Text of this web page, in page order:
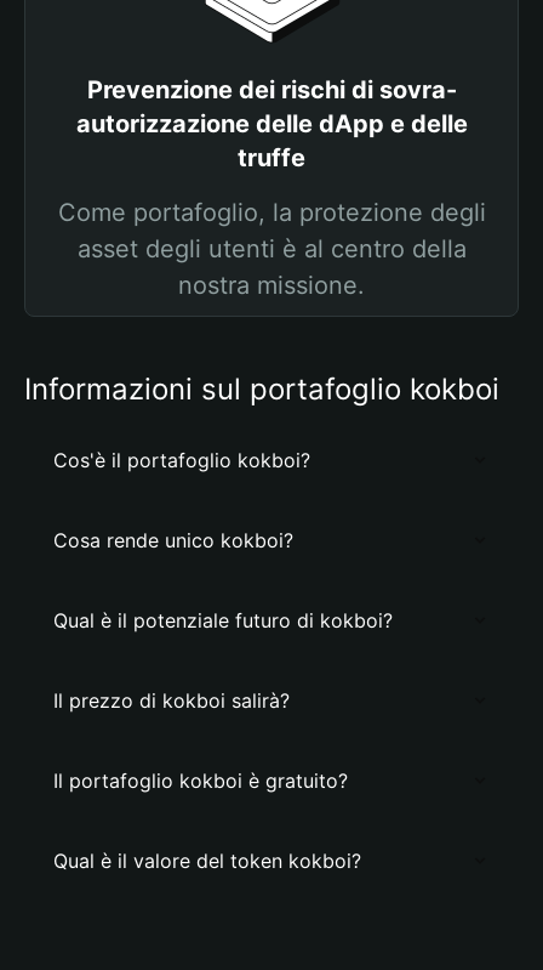
Prevenzione dei rischi di sovra-
autorizzazione delle dApp e delle
truffe
Come portafoglio, la protezione degli
asset degli utenti è al centro della
nostra missione.
Informazioni sul portafoglio kokboi
Cos'è il portafoglio kokboi?
Cosa rende unico kokboi?
Qual è il potenziale futuro di kokboi?
Il prezzo di kokboi salirà?
Il portafoglio kokboi è gratuito?
Qual è il valore del token kokboi?